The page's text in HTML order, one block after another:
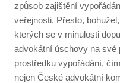
způsob zajištění
veřejnosti. Přesto,
kterých se v minulosti
advokátní úschovy na své
prostředku vypořádání,
nejen České advokátní